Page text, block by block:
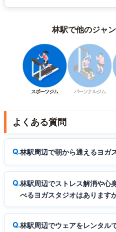
林駅で他のジャ
スポーツジム パーソナルジム
よくある質問
林駅周辺で朝から通えるヨガ
林駅周辺でストレス解消や心
べるヨガスタジオはあります
林駅周辺でウェアをレンタル